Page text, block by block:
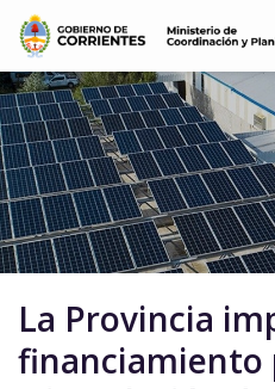
La Provincia
financiamiento